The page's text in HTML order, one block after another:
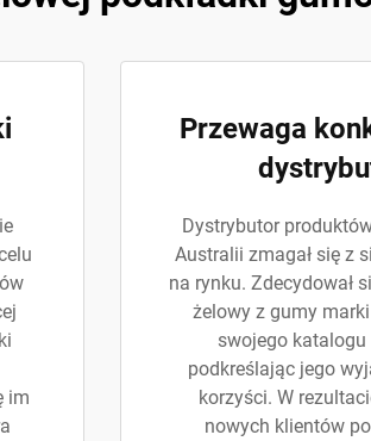
im
Przewaga
Dystrybutor
Australii zmagał się z
na rynku. Zdecydował
żelowy z gumy
swojego katalogu
podkreślając jego
korzyści. W
nowych klientów